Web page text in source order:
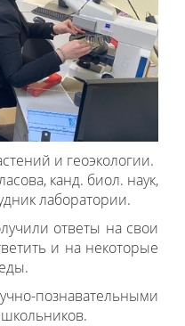
и геоэкологии.
канд. биол. наук,
лаборатории.
ответы на свои
и на некоторые
познавательными